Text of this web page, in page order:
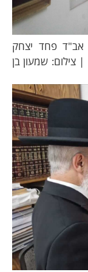
פחד יצחק
שמעון בן